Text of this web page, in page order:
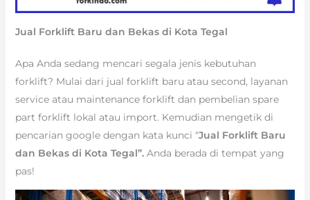
Jual Forklift Baru dan Bekas di Kota Tegal
Apa Anda sedang mencari segala jenis kebutuhan
forklift? Mulai dari jual forklift baru atau second, layanan
service atau maintenance forklift dan pembelian spare
part forklift lokal atau import. Kemudian mengetik di
pencarian google dengan kata kunci “Jual Forklift Baru
dan Bekas di Kota Tegal”. Anda berada di tempat yang
pas!